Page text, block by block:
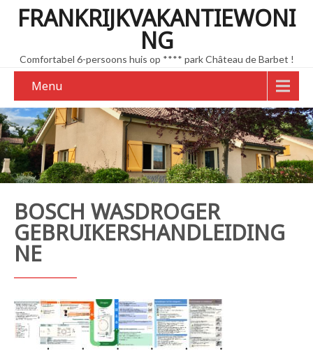
FRANKRIJKVAKANTIEWONI
NG
Comfortabel 6-persoons huis op **** park Château de Barbet !
Menu
BOSCH WASDROGER
GEBRUIKERSHANDLEIDING
NE